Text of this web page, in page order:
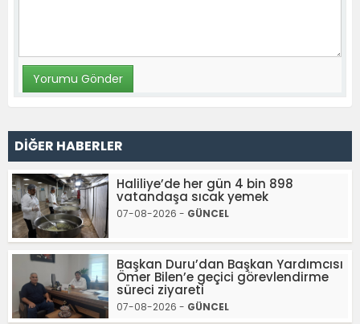
DİĞER HABERLER
Haliliye’de her gün 4 bin 898
vatandaşa sıcak yemek
07-08-2026 - GÜNCEL
Başkan Duru’dan Başkan Yardımcısı
Ömer Bilen’e geçici görevlendirme
süreci ziyareti
07-08-2026 - GÜNCEL